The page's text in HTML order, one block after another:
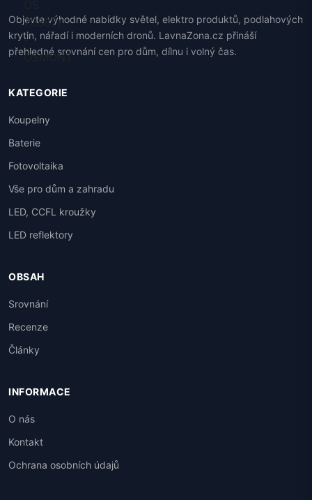
Objevte výhodné nabídky světel, elektro produktů, podlahových
krytin, nářadí i moderních dronů. LavnaZona.cz přináší
přehledné srovnání cen pro dům, dílnu i volný čas.
KATEGORIE
Koupelny
Baterie
Fotovoltaika
Vše pro dům a zahradu
LED, CCFL kroužky
LED reflektory
OBSAH
Srovnání
Recenze
Články
INFORMACE
O nás
Kontakt
Ochrana osobních údajů